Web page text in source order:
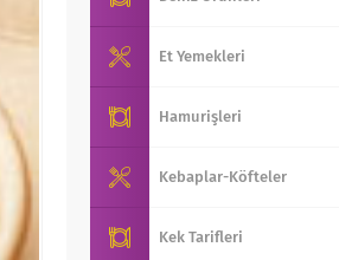
Et Yemekleri
Hamurişleri
Kebaplar-Köfteler
Kek Tarifleri